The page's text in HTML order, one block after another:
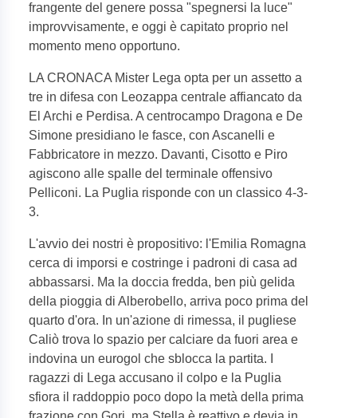
frangente del genere possa "spegnersi la luce"
improvvisamente, e oggi è capitato proprio nel
momento meno opportuno.
LA CRONACA Mister Lega opta per un assetto a
tre in difesa con Leozappa centrale affiancato da
El Archi e Perdisa. A centrocampo Dragona e De
Simone presidiano le fasce, con Ascanelli e
Fabbricatore in mezzo. Davanti, Cisotto e Piro
agiscono alle spalle del terminale offensivo
Pelliconi. La Puglia risponde con un classico 4-3-
3.
L'avvio dei nostri è propositivo: l'Emilia Romagna
cerca di imporsi e costringe i padroni di casa ad
abbassarsi. Ma la doccia fredda, ben più gelida
della pioggia di Alberobello, arriva poco prima del
quarto d'ora. In un'azione di rimessa, il pugliese
Caliò trova lo spazio per calciare da fuori area e
indovina un eurogol che sblocca la partita. I
ragazzi di Lega accusano il colpo e la Puglia
sfiora il raddoppio poco dopo la metà della prima